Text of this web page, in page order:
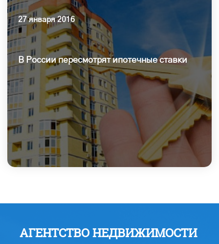
27 января 2016
В России пересмотрят ипотечные ставки
АГЕНТСТВО НЕДВИЖИМОСТИ